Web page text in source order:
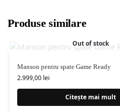
Produse similare
Out of stock
Manson pentru spate Game Ready
2.999,00 lei
Citește mai mult